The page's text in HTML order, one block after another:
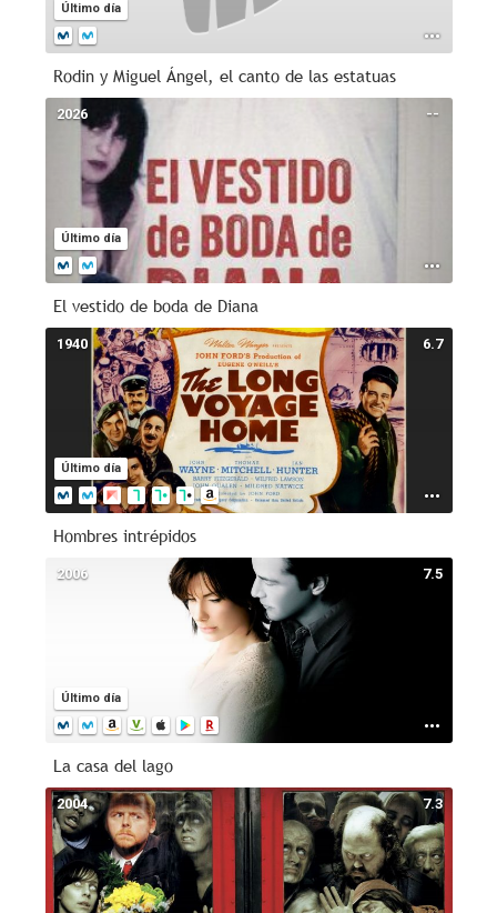
Último día
Rodin y Miguel Ángel, el canto de las estatuas
--
Último día
2026
El vestido de boda de Diana
6.7
Último día
1940
Hombres intrépidos
7.5
Último día
2006
La casa del lago
7.3
2004